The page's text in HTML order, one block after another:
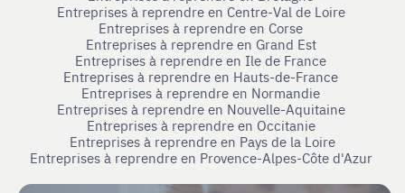
Entreprises à reprendre en Centre-Val de Loire
Entreprises à reprendre en Corse
Entreprises à reprendre en Grand Est
Entreprises à reprendre en Ile de France
Entreprises à reprendre en Hauts-de-France
Entreprises à reprendre en Normandie
Entreprises à reprendre en Nouvelle-Aquitaine
Entreprises à reprendre en Occitanie
Entreprises à reprendre en Pays de la Loire
Entreprises à reprendre en Provence-Alpes-Côte d'Azur